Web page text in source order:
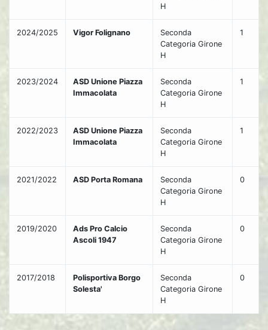
H
2024/2025 Vigor Folignano
Seconda
Categoria Girone
H
1
2023/2024
ASD Unione Piazza
Immacolata
Seconda
Categoria Girone
H
1
2022/2023
ASD Unione Piazza
Immacolata
Seconda
Categoria Girone
H
1
2021/2022 ASD Porta Romana
Seconda
Categoria Girone
H
0
2019/2020
Ads Pro Calcio
Ascoli 1947
Seconda
Categoria Girone
H
0
2017/2018
Polisportiva Borgo
Solesta'
Seconda
Categoria Girone
H
0